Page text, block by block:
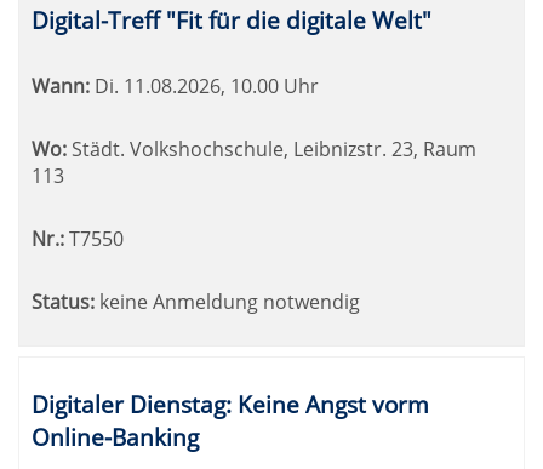
Digital-Treff "Fit für die digitale Welt"
Wann: Di. 11.08.2026, 10.00 Uhr
Wo: Städt. Volkshochschule, Leibnizstr. 23, Raum
113
Nr.:T7550
Status: keine Anmeldung notwendig
Digitaler Dienstag: Keine Angst vorm
Online-Banking